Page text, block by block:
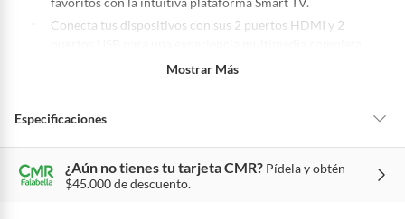
Para conocer más sobre el derecho de retracto y nuestra política de
Conecta tus dispositivos con sus 2 puertos HDMI y 2
Disfruta de la comodidad del control remoto incluido y la
Mostrar Más
Especificaciones
Condicion del
producto
Nuevo
¿Aún no tienes tu tarjeta CMR? Pídela y obtén
$45.000 de descuento.